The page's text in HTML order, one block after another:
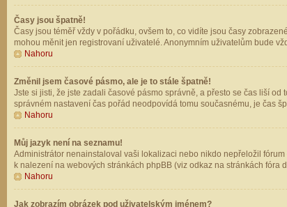
Časy jsou špatně!
Časy jsou téměř vždy v pořádku, ovšem to, co vidíte jsou časy
mohou měnit jen registrovaní uživatelé. Anonymním uživatelům bude
Nahoru
Změnil jsem časové pásmo, ale je to stále špatně!
Jste si jisti, že jste zadali časové pásmo správně, a přesto se čas liší
správném nastavení čas pořád neodpovídá tomu současnému, je čas
Nahoru
Můj jazyk není na seznamu!
Administrátor nenainstaloval vaši lokalizaci nebo nikdo nepřeložil
k nalezení na webových stránkách phpBB (viz odkaz na stránkách fóra
Nahoru
Jak zobrazím obrázek pod uživatelským jménem?